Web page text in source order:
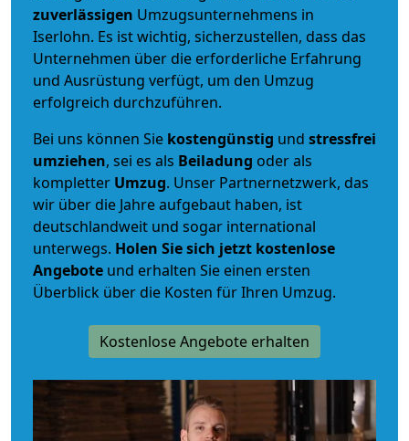
zuverlässigen Umzugsunternehmens in
Iserlohn. Es ist wichtig, sicherzustellen, dass das
Unternehmen über die erforderliche Erfahrung
und Ausrüstung verfügt, um den Umzug
erfolgreich durchzuführen.
Bei uns können Sie kostengünstig und stressfrei
umziehen, sei es als Beiladung oder als
kompletter Umzug. Unser Partnernetzwerk, das
wir über die Jahre aufgebaut haben, ist
deutschlandweit und sogar international
unterwegs. Holen Sie sich jetzt kostenlose
Angebote und erhalten Sie einen ersten
Überblick über die Kosten für Ihren Umzug.
Kostenlose Angebote erhalten